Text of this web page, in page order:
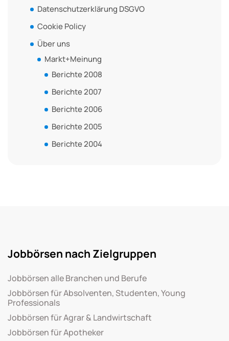
Datenschutzerklärung DSGVO
Cookie Policy
Über uns
Markt+Meinung
Berichte 2008
Berichte 2007
Berichte 2006
Berichte 2005
Berichte 2004
Jobbörsen nach Zielgruppen
Jobbörsen alle Branchen und Berufe
Jobbörsen für Absolventen, Studenten, Young
Professionals
Jobbörsen für Agrar & Landwirtschaft
Jobbörsen für Apotheker